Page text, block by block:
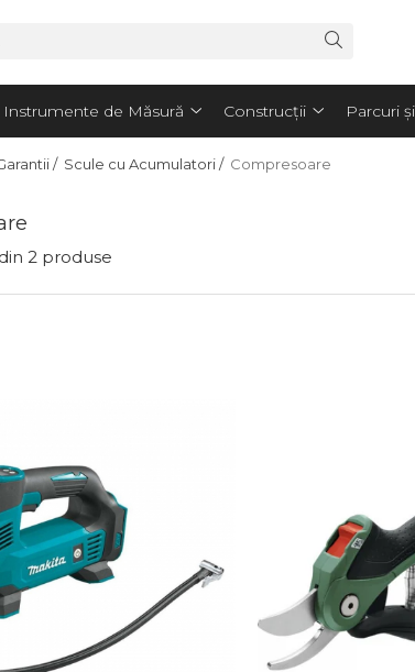
Instrumente de Măsură Construcții Parcuri
/ Scule cu Acumulatori / Compresoare
din 2 produse